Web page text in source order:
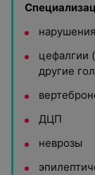
цефалгии
другие
ДЦП
неврозы